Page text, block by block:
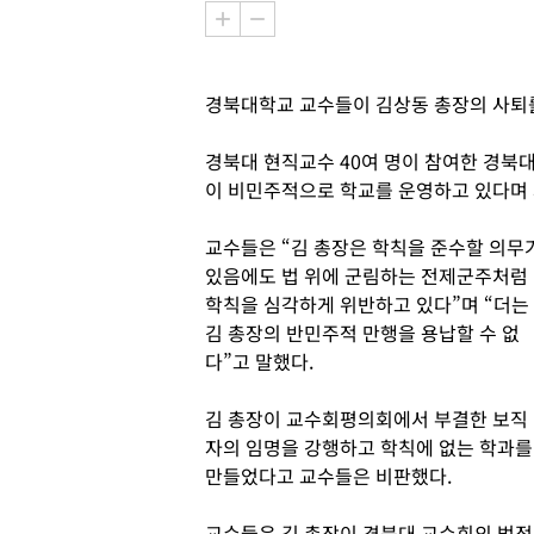
경북대학교 교수들이 김상동 총장의 사
경북대 현직교수 40여 명이 참여한 경북
이 비민주적으로 학교를 운영하고 있다
교수들은 “김 총장은 학칙을 준수할 의무
있음에도 법 위에 군림하는 전제군주처럼
학칙을 심각하게 위반하고 있다”며 “더는
김 총장의 반민주적 만행을 용납할 수 없
다”고 말했다.
김 총장이 교수회평의회에서 부결한 보직
자의 임명을 강행하고 학칙에 없는 학과를
만들었다고 교수들은 비판했다.